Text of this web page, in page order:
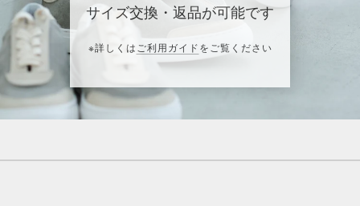
サイズ交換・返品が可能です
※詳しくはご利用ガイドをご覧ください